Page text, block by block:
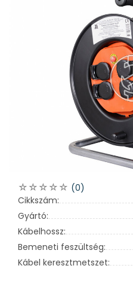
(0)
Cikkszám:
Gyártó:
Kábelhossz:
Bemeneti feszültség:
Kábel keresztmetszet: